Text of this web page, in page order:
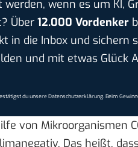
wenn es um KI,
Über 12.000 Vordenker
in die Inbox und sichern
und mit etwas Glück
du unsereDatenschutzerklärung. Beim
von Mikroorganismen
Das heißt,